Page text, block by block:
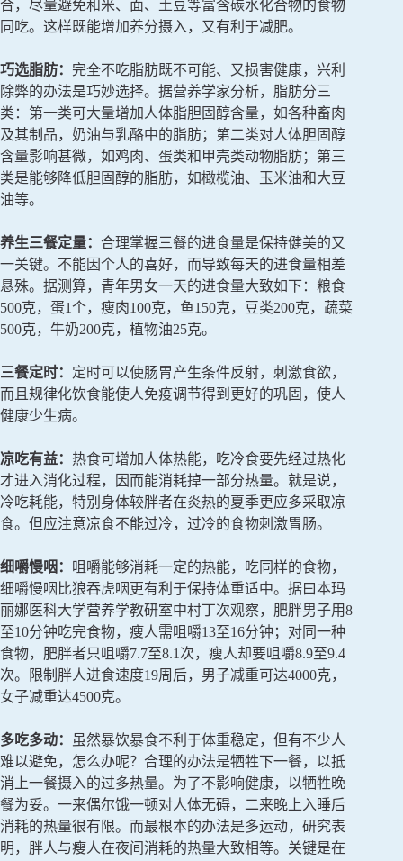
合，尽量避免和米、面、土豆等富含碳水化合物的食物
同吃。这样既能增加养分摄入，又有利于减肥。
巧选脂肪： 完全不吃脂肪既不可能、又损害健康，兴利
除弊的办法是巧妙选择。据营养学家分析，脂肪分三
类：第一类可大量增加人体脂胆固醇含量，如各种畜肉
及其制品，奶油与乳酪中的脂肪；第二类对人体胆固醇
含量影响甚微，如鸡肉、蛋类和甲壳类动物脂肪；第三
类是能够降低胆固醇的脂肪，如橄榄油、玉米油和大豆
油等。
养生三餐定量： 合理掌握三餐的进食量是保持健美的又
一关键。不能因个人的喜好，而导致每天的进食量相差
悬殊。据测算，青年男女一天的进食量大致如下：粮食
500克，蛋1个，瘦肉100克，鱼150克，豆类200克，蔬菜
500克，牛奶200克，植物油25克。
三餐定时： 定时可以使肠胃产生条件反射，刺激食欲，
而且规律化饮食能使人免疫调节得到更好的巩固，使人
健康少生病。
凉吃有益： 热食可增加人体热能，吃冷食要先经过热化
才进入消化过程，因而能消耗掉一部分热量。就是说，
冷吃耗能，特别身体较胖者在炎热的夏季更应多采取凉
食。但应注意凉食不能过冷，过冷的食物刺激胃肠。
细嚼慢咽：
咀嚼能够消耗一定的热能，吃同样的食物，
细嚼慢咽比狼吞虎咽更有利于保持体重适中。据曰本玛
丽娜医科大学营养学教研室中村丁次观察，肥胖男子用8
至10分钟吃完食物，瘦人需咀嚼13至16分钟；对同一种
食物，肥胖者只咀嚼7.7至8.1次，瘦人却要咀嚼8.9至9.4
次。限制胖人进食速度19周后，男子减重可达4000克，
女子减重达4500克。
多吃多动：
虽然暴饮暴食不利于体重稳定，但有不少人
难以避免，怎么办呢？合理的办法是牺牲下一餐，以抵
消上一餐摄入的过多热量。为了不影响健康，以牺牲晚
餐为妥。一来偶尔饿一顿对人体无碍，二来晚上入睡后
消耗的热量很有限。而最根本的办法是多运动，研究表
明，胖人与瘦人在夜间消耗的热量大致相等。关键是在